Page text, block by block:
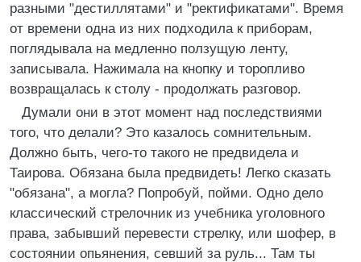
разными "дестиллятами" и "ректификатами". Время
от времени одна из них подходила к приборам,
поглядывала на медленно ползущую ленту,
записывала. Нажимала на кнопку и торопливо
возвращалась к столу - продолжать разговор.
Думали они в этот момент над последствиями
того, что делали? Это казалось сомнительным.
Должно быть, чего-то такого не предвидела и
Таирова. Обязана была предвидеть! Легко сказать
"обязана", а могла? Попробуй, пойми. Одно дело
классический стрелочник из учебника уголовного
права, забывший перевести стрелку, или шофер, в
состоянии опьянения, севший за руль... Там ты